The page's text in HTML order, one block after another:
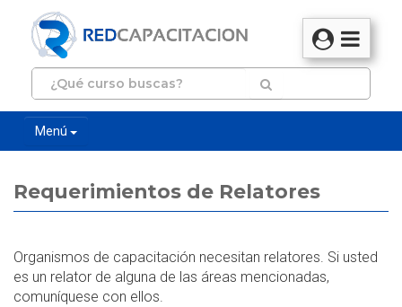
Menú
Requerimientos de Relatores
Organismos de capacitación necesitan relatores. Si usted
es un relator de alguna de las áreas mencionadas,
comuníquese con ellos.